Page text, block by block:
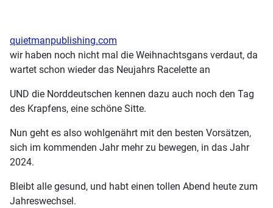
quietmanpublishing.com
wir haben noch nicht mal die Weihnachtsgans verdaut, da
wartet schon wieder das Neujahrs Racelette an
UND die Norddeutschen kennen dazu auch noch den Tag
des Krapfens, eine schöne Sitte.
Nun geht es also wohlgenährt mit den besten Vorsätzen,
sich im kommenden Jahr mehr zu bewegen, in das Jahr
2024.
Bleibt alle gesund, und habt einen tollen Abend heute zum
Jahreswechsel.